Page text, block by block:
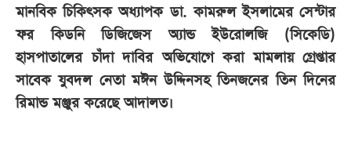
সব
বিভাগ
ছবি
মানবিক চিকিৎসক অধ্যাপক ডা. কামরুল ইসলামের সেন্টার
ফর কিডনি ডিজিজেস অ্যান্ড ইউরোলজি (সিকেডি)
হাসপাতালের চাঁদা দাবির অভিযোগে করা মামলায় গ্রেপ্তার
সাবেক যুবদল নেতা মঈন উদ্দিনসহ তিনজনের তিন দিনের
রিমান্ড মঞ্জুর করেছে আদালত।